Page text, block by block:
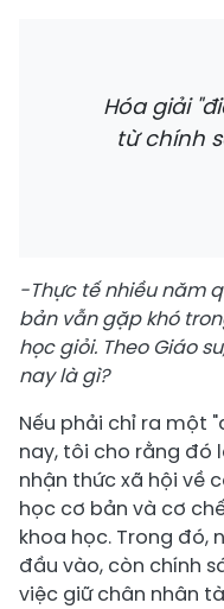
Hóa giải
từ chính
-Thực tế nhiều năm
bản vẫn gặp khó
học giỏi. Theo Giáo
nay là gì?
Nếu phải chỉ ra một
nay, tôi cho rằng đó
nhận thức xã hội về
học cơ bản và cơ
khoa học. Trong đó,
đầu vào, còn chính
việc giữ chân nhân